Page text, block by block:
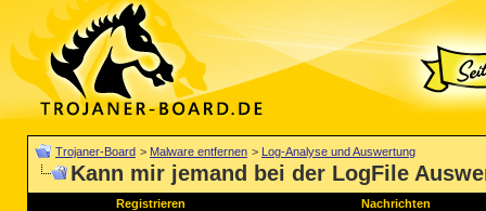
Trojaner-Board > Malware entfernen > Log-Analyse und Auswertung
Kann mir jemand bei der LogFile
Registrieren Nachrichten